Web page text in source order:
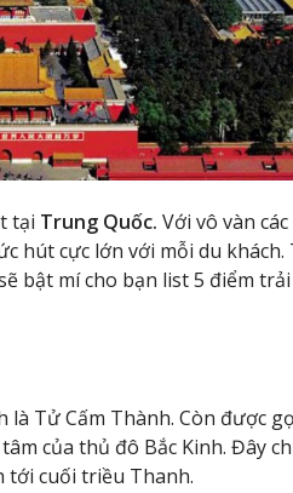
tại Trung Quốc. Với vô vàn
hút cực lớn với mỗi du khách.
bật mí cho bạn list 5 điểm
Tử Cấm Thành. Còn được
của thủ đô Bắc Kinh. Đây
tới cuối triều Thanh.